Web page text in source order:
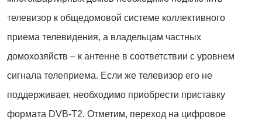
телевизор к общедомовой системе коллективного
приема телевидения, а владельцам частных
домохозяйств – к антенне в соответствии с уровнем
сигнала телеприема. Если же телевизор его не
поддерживает, необходимо приобрести приставку
формата DVB-T2. Отметим, переход на цифровое